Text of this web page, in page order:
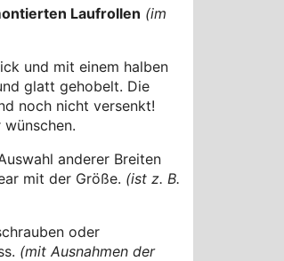
Laufrollen (im
und mit einem halben
glatt gehobelt. Die
noch nicht versenkt!
anderer Breiten
mit der Größe. (ist z. B.
oder
(mit Ausnahmen der